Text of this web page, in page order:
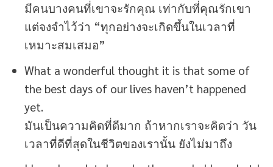
มีคนบางคนที่เขาจะรักคุณ เท่ากับที่คุณรักเขา
แต่จงจำไว้ว่า “ทุกอย่างจะเกิดขึ้นในเวลาที่
เหมาะสมเสมอ”
What a wonderful thought it is that some of
the best days of our lives haven’t happened
yet.
มันเป็นความคิดที่ดีมาก ถ้าหากเราจะคิดว่า วัน
เวลาที่ดีที่สุดในชีวิตของเรานั้น ยังไม่มาถึง